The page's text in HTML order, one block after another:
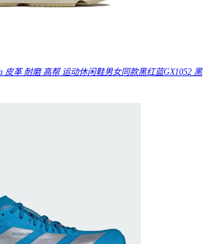
皮革 耐磨 高帮 运动休闲鞋男女同款黑红蓝GX1052 黑